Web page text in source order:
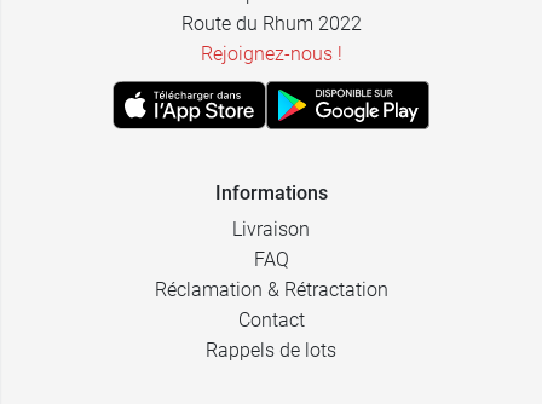
Route du Rhum 2022
Rejoignez-nous !
Informations
Livraison
FAQ
Réclamation & Rétractation
Contact
Rappels de lots